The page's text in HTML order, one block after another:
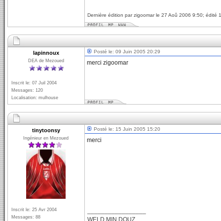
Dernière édition par zigoomar le 27 Aoû 2006 9:50; édité
lapinnoux
DEA de Mezoued
Inscrit le: 07 Juil 2004
Messages: 120
Localisation: mulhouse
Posté le: 09 Juin 2005 20:29
merci zigoomar
tinytoonsy
Ingénieur en Mezoued
Inscrit le: 25 Avr 2004
Messages: 88
Posté le: 15 Juin 2005 15:20
merci
WELD MIN DOUZ